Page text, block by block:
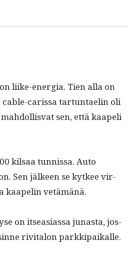
liike-ener­gia. Tien alla on
caris­sa tar­tun­taelin oli
sen, että kaapeli
kil­saa tun­nis­sa. Auto
Sen jäl­keen se kyt­kee vir­
kaapelin vetämänä.
on itseasi­as­sa junas­ta, jos­
riv­i­talon parkkipaikalle.